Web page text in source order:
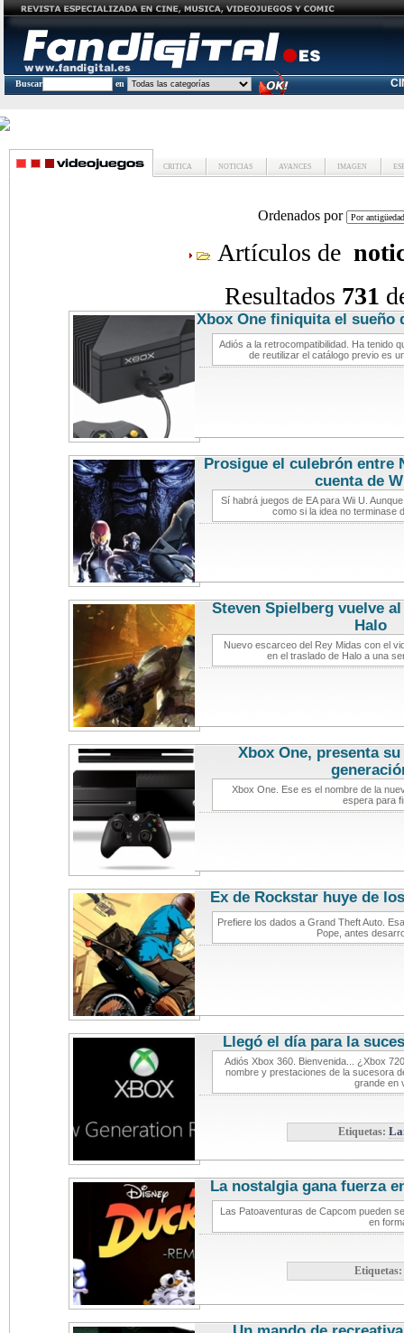
Buscar en
CRITICA NOTICIAS AVANCES IMAGEN
Ordenados por
Artículos de
Resultados 731
Xbox One finiquita el sueño
Adiós a la retrocompatibilidad. Ha tenido
de reutilizar el catálogo previo es
Prosigue el culebrón entre
cuenta de
Sí habrá juegos de EA para Wii U.
como si la idea no terminase
Steven Spielberg vuelve
Halo
Nuevo escarceo del Rey Midas con el
en el traslado de Halo a una
Xbox One, presenta
Xbox One. Ese es el nombre de la
espera para
Ex de Rockstar huye de
Prefiere los dados a Grand Theft Auto.
Pope, antes
Llegó el día para la
Adiós Xbox 360. Bienvenida... ¿Xbox
nombre y prestaciones de la sucesora
grande en
Etiquetas:
La nostalgia gana fuerza
Las Patoaventuras de Capcom pueden
en
Etiquetas: